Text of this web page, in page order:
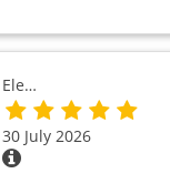
Ele…
30 July 2026